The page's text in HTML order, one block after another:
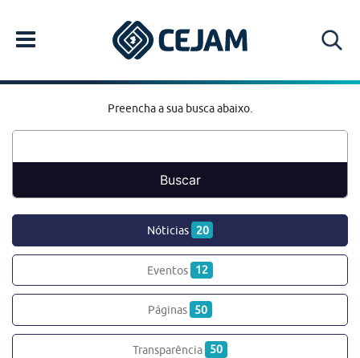
Preencha a sua busca abaixo.
Nóticias 20
Eventos 12
Páginas 50
Transparência 50